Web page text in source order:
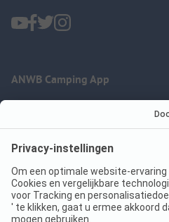
ANWB Camping App
Imprint
Jouw privacy